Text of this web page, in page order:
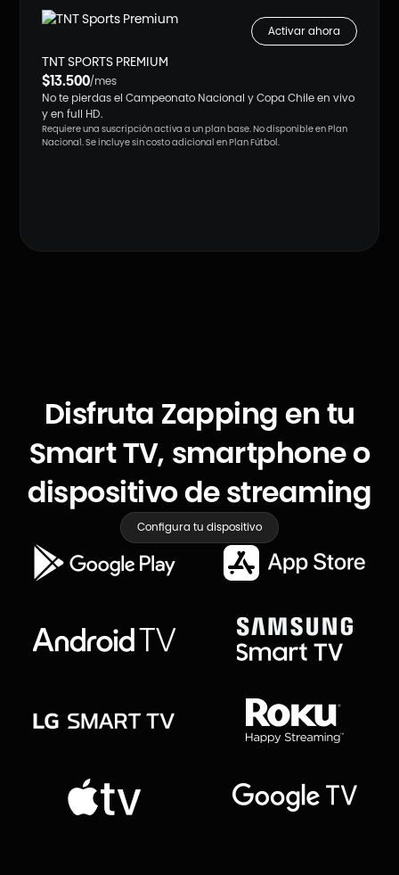
Activar ahora
TNT SPORTS PREMIUM
$13.500/mes
No te pierdas el Campeonato Nacional y Copa Chile en vivo
y en full HD.
Requiere una suscripción activa a un plan base. No disponible en Plan
Nacional. Se incluye sin costo adicional en Plan Fútbol.
Disfruta Zapping en tu
Smart TV, smartphone o
dispositivo de streaming
Configura tu dispositivo